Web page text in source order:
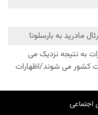
اجتماعی